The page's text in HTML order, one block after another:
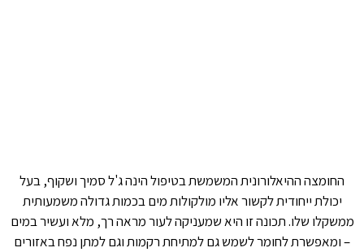
החומצה ההיאלורונית המשמשת בטיפול הינה ג'ל סמיך ושקוף, בעל
יכולת ייחודית לקשור אליו מולקולות מים בכמות גדולה משמעותית
ממשקלו שלו. תכונה זו היא שמעניקה לעור מראה רך, מלא ועשיר במים
– ומאפשרת לחומר לשמש גם למתיחת רקמות וגם למתן נפח באזורים